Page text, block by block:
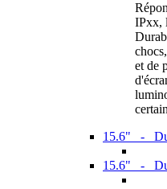
IPxx,
et de
15.6" -
15.6" -